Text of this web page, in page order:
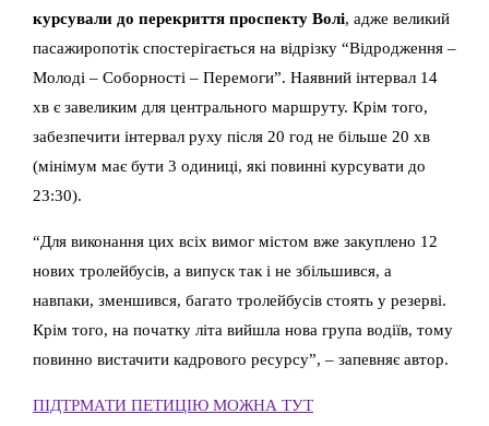
курсували до перекриття проспекту Волі, адже великий
пасажиропотік спостерігається на відрізку “Відродження –
Молоді – Соборності – Перемоги”. Наявний інтервал 14
хв є завеликим для центрального маршруту. Крім того,
забезпечити інтервал руху після 20 год не більше 20 хв
(мінімум має бути 3 одиниці, які повинні курсувати до
23:30).
“Для виконання цих всіх вимог містом вже закуплено 12
нових тролейбусів, а випуск так і не збільшився, а
навпаки, зменшився, багато тролейбусів стоять у резерві.
Крім того, на початку літа вийшла нова група водіїв, тому
повинно вистачити кадрового ресурсу”, – запевняє автор.
ПІДТРМАТИ ПЕТИЦІЮ МОЖНА ТУТ